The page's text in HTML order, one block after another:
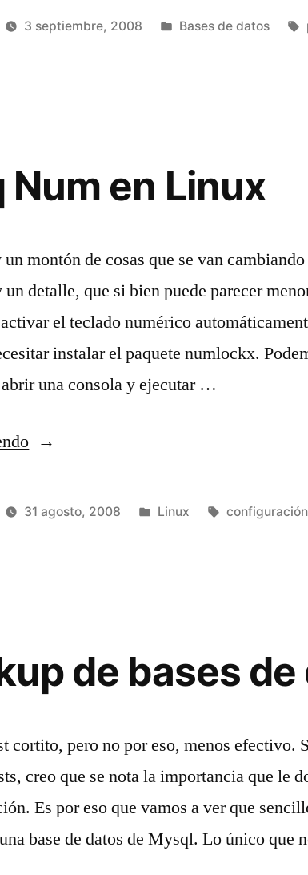
3 septiembre, 2008
Publicado
Bases de datos
Num en Linux
montón de cosas que se van
detalle, que si bien puede parecer
el teclado numérico
instalar el paquete numlockx.
una consola y ejecutar …
«Bloq
en
31 agosto, 2008
Publicado
Linux Etiquetas:
configuración
de bases
cortito, pero no por eso, menos efectivo.
creo que se nota la importancia que le
Es por eso que vamos a ver que
base de datos de Mysql. Lo único que